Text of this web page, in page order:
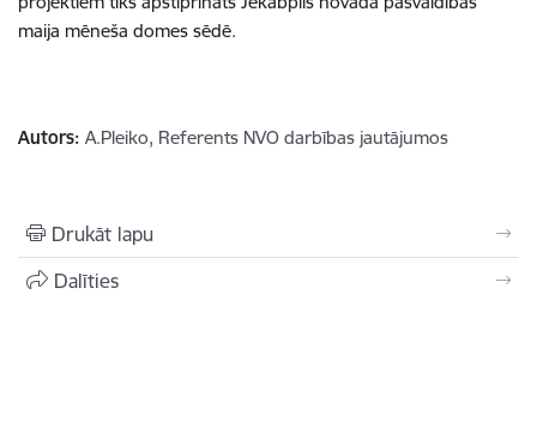
maija mēneša domes sēdē.
Autors: A.Pleiko, Referents NVO darbības jautājumos
Drukāt lapu
Dalīties